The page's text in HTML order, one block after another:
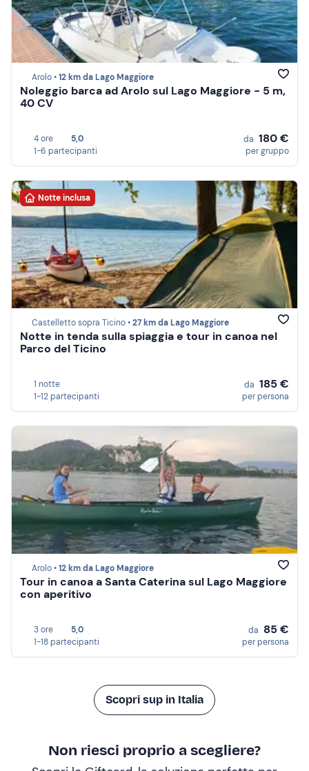
Arolo •12 km da Lago Maggiore
Noleggio barca ad Arolo sul Lago Maggiore - 5 m,
40 CV
4 ore
5,0
1-6 partecipanti
da 180 €
per gruppo
Notte inclusa
Castelletto sopra Ticino •27 km da Lago Maggiore
Notte in tenda sulla spiaggia e tour in canoa nel
Parco del Ticino
1 notte
1-12 partecipanti
da 185 €
per persona
Arolo •12 km da Lago Maggiore
Tour in canoa a Santa Caterina sul Lago Maggiore
con aperitivo
3 ore
5,0
1-18 partecipanti
da 85 €
per persona
Scopri sup in Italia
Non riesci proprio a scegliere?